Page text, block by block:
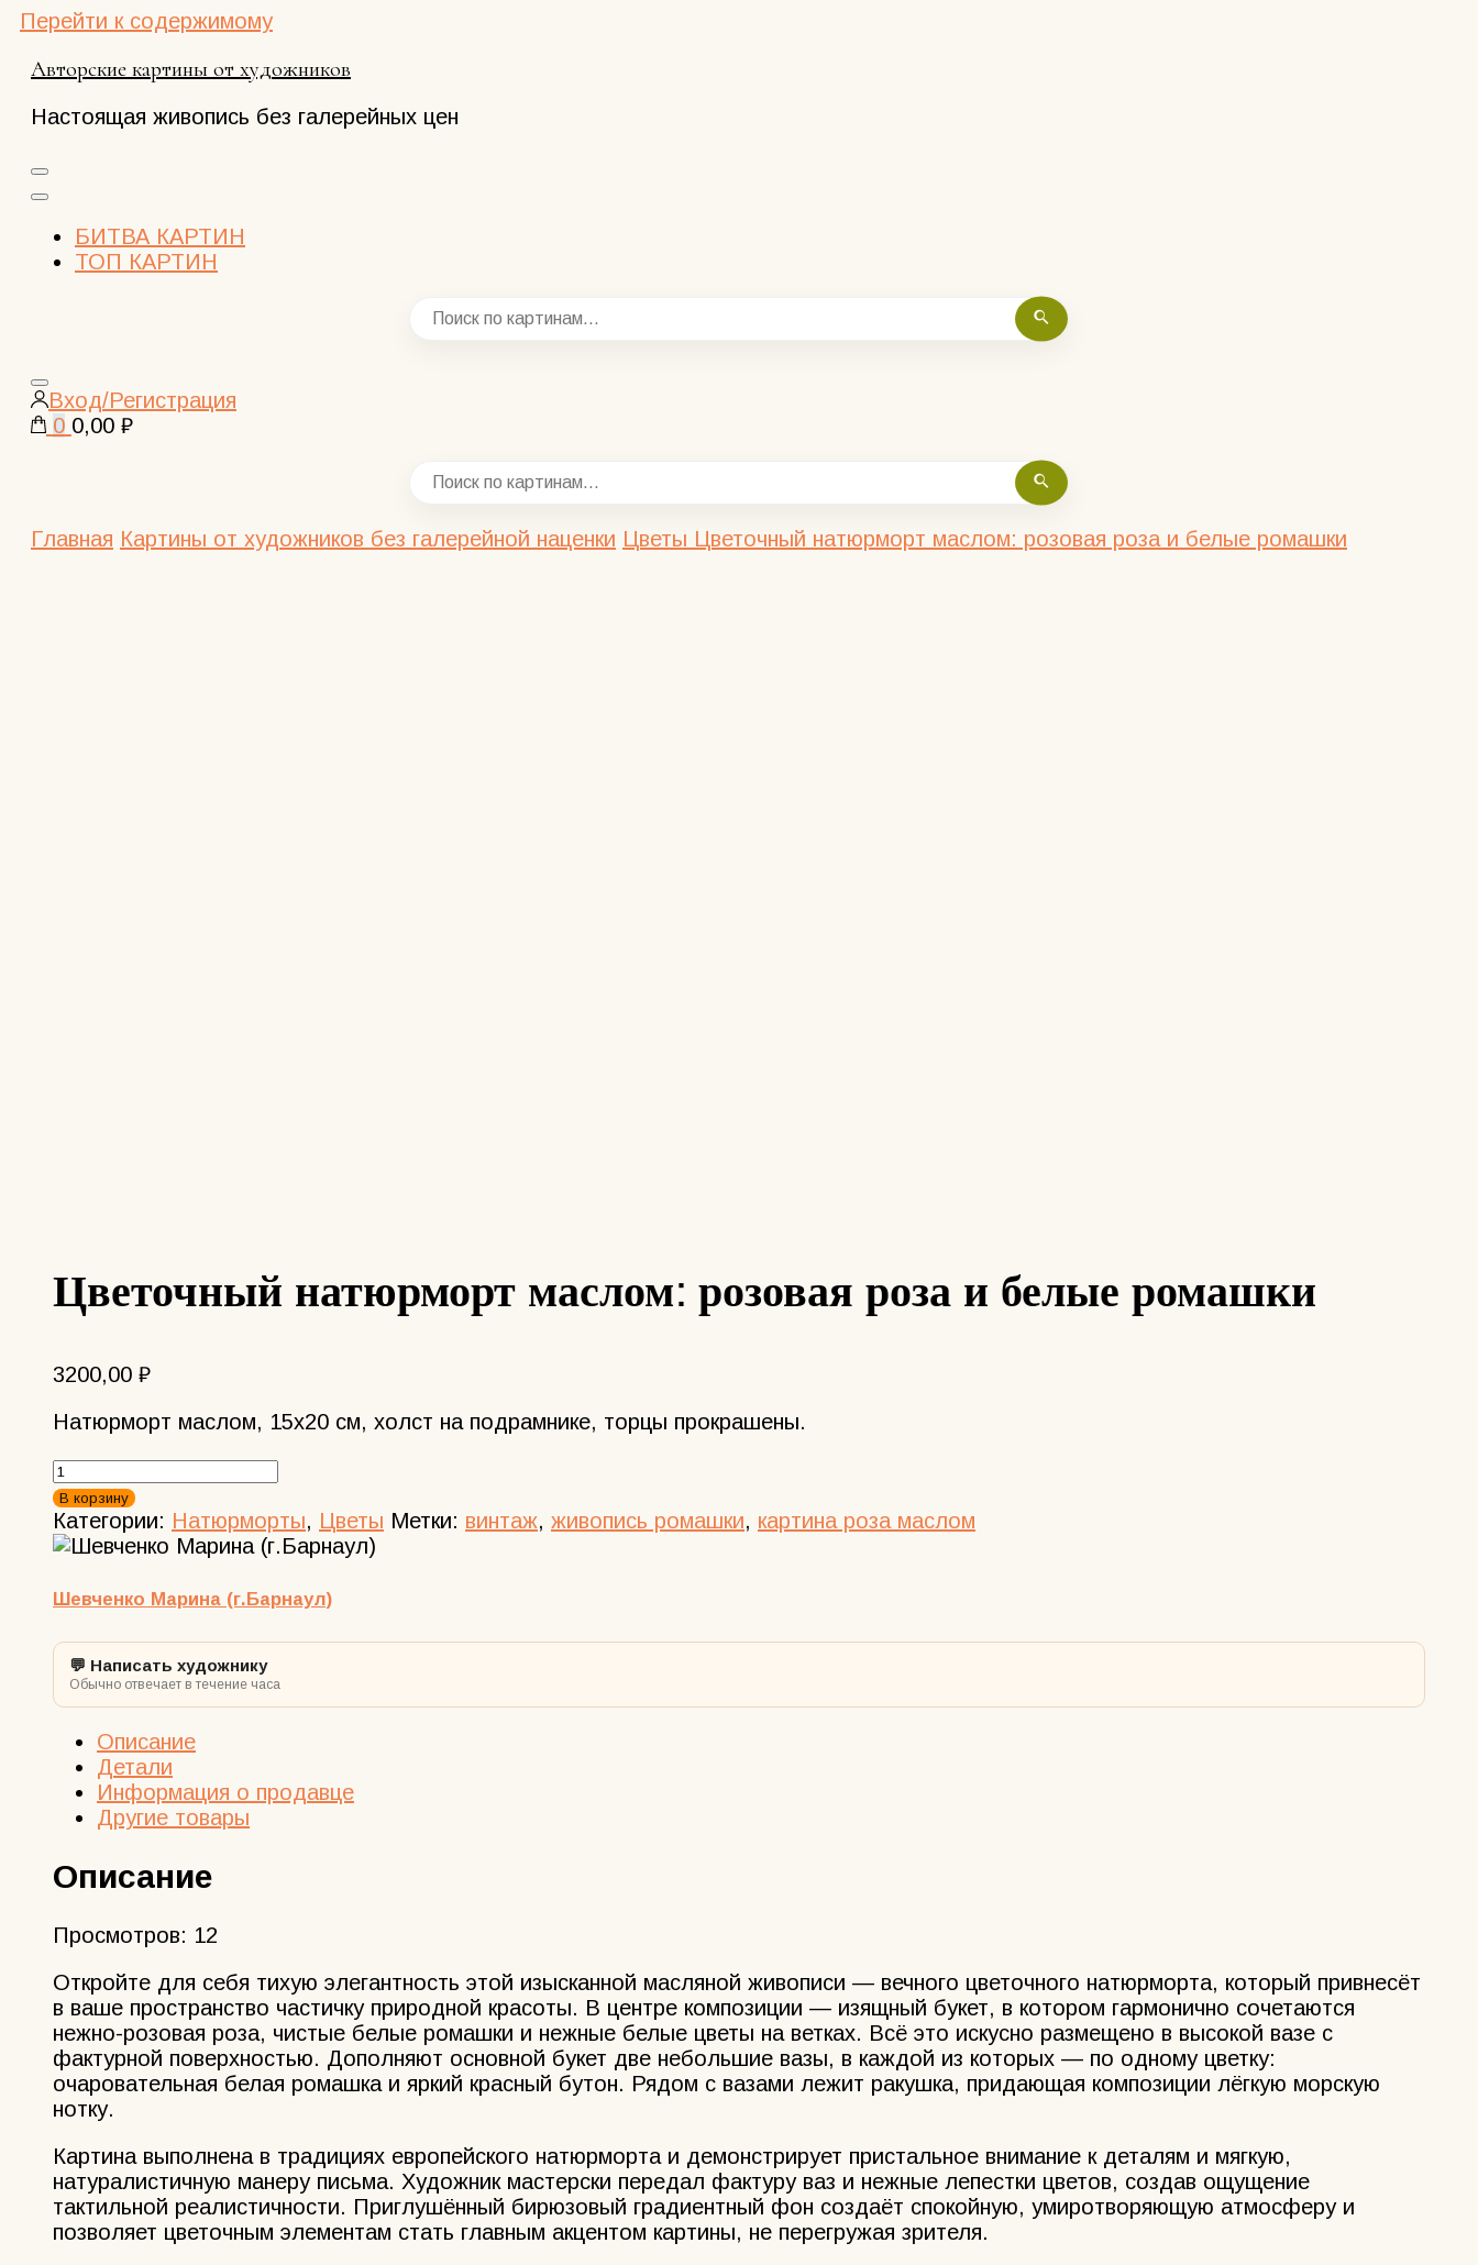
Перейти к содержимому
Авторские картины от художников
Настоящая живопись без галерейных цен
БИТВА КАРТИН
ТОП КАРТИН
Закрыть
поиск
Вход/Регистрация
0 0,00 ₽
Главная Картины от художников без галерейной наценки Цветы Цветочный натюрморт маслом: розовая роза и белые ромашки
Цветочный натюрморт маслом: розовая роза и белые ромашки
3200,00 ₽
Натюрморт маслом, 15х20 см, холст на подрамнике, торцы прокрашены.
Количество
товара
Цветочный
натюрморт
розовая
и
белые
ромашки
В корзину
Категории: Натюрморты, Цветы Метки: винтаж, живопись ромашки, картина роза маслом
Шевченко Марина (г.Барнаул)
💬 Написать художнику
Обычно отвечает в течение часа
Описание
Детали
Информация о продавце
Другие товары
Описание
Просмотров: 12
Откройте для себя тихую элегантность этой изысканной масляной живописи — вечного цветочного натюрморта, который привнесёт
в ваше пространство частичку природной красоты. В центре композиции — изящный букет, в котором гармонично сочетаются
нежно-розовая роза, чистые белые ромашки и нежные белые цветы на ветках. Всё это искусно размещено в высокой вазе с
фактурной поверхностью. Дополняют основной букет две небольшие вазы, в каждой из которых — по одному цветку:
очаровательная белая ромашка и яркий красный бутон. Рядом с вазами лежит ракушка, придающая композиции лёгкую морскую
нотку.
Картина выполнена в традициях европейского натюрморта и демонстрирует пристальное внимание к деталям и мягкую,
натуралистичную манеру письма. Художник мастерски передал фактуру ваз и нежные лепестки цветов, создав ощущение
тактильной реалистичности. Приглушённый бирюзовый градиентный фон создаёт спокойную, умиротворяющую атмосферу и
позволяет цветочным элементам стать главным акцентом картины, не перегружая зрителя.